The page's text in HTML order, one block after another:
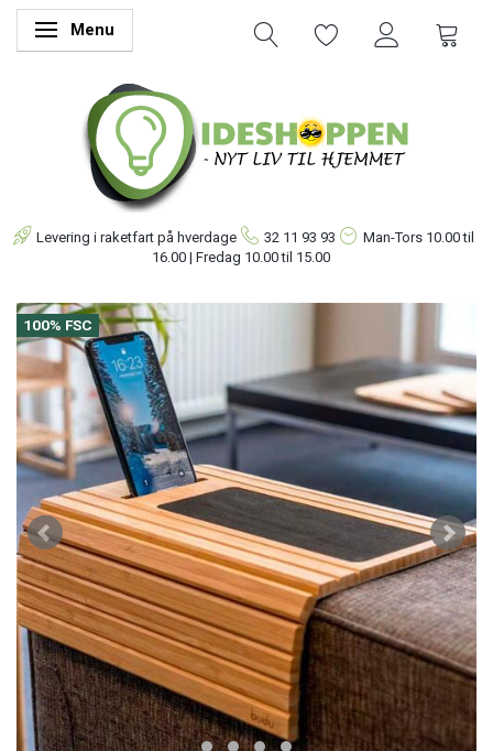
Skifte navigation
Menu
Levering i raketfart på hverdage 32 11 93 93 Man-Tors 10.00 til
16.00 | Fredag 10.00 til 15.00
100% FSC